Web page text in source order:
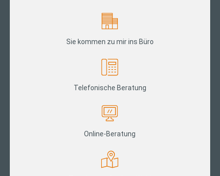
Sie kommen zu mir ins Büro
Telefonische Beratung
Online-Beratung